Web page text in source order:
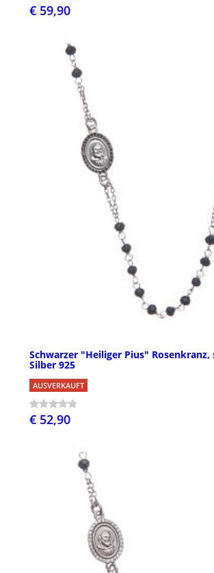
€ 59,90
Schwarzer "Heiliger Pius" Rosenkranz,
Silber 925
AUSVERKAUFT
€ 52,90